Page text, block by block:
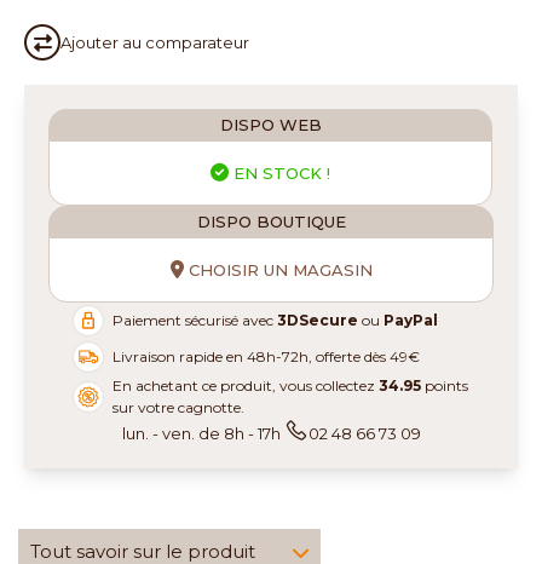
Ajouter au comparateur
DISPO WEB
EN STOCK !
DISPO BOUTIQUE
CHOISIR UN MAGASIN
Paiement sécurisé avec3DSecure ou PayPal
Livraison rapide en 48h-72h, offerte dès 49€
En achetant ce produit, vous collectez34.95 points
sur votre cagnotte.
lun. - ven. de 8h - 17h 02 48 66 73 09
Tout savoir sur le produit